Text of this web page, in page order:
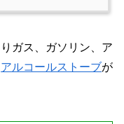
ガス、ガソリン、ア
アルコールストーブが